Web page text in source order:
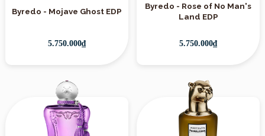
Byredo - Mojave Ghost EDP
5.750.000₫
Byredo - Rose of No Man's
Land EDP
5.750.000₫